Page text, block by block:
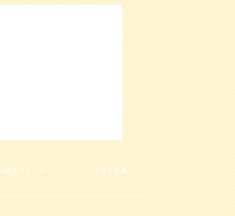
2歳児プレイルーム 子育て支援